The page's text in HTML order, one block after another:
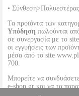
• Σύνθεση>Πολυεστέρας
Τα προϊόντα των
Υπόδηση πωλούνται
σε συνεργασία με το site
οι εγγυήσεις των
μέσα από το site
700.
Μπορείτε να
e-shop.gr και να τα
αποστολής. Μπορείτε